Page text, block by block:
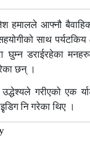
हमालले आफ्नौ
साथ पर्यटकिय
डराईरहेका
छन् ।
गरीएको एक
नि गरेका थिए ।